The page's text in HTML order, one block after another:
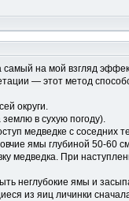
на мой взгляд
— этот метод
округи.
в сухую погоду).
медведке с соседних
ямы глубиной 50-60
медведка. При
неглубокие ямы и
из яиц личинки